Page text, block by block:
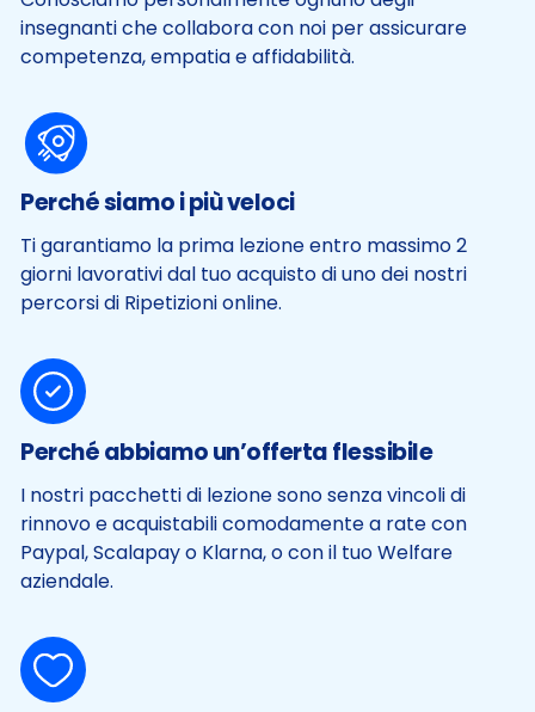
insegnanti che collabora con noi per assicurare
competenza, empatia e affidabilità.
Perché siamo i più veloci
Ti garantiamo la prima lezione entro massimo 2
giorni lavorativi dal tuo acquisto di uno dei nostri
percorsi di Ripetizioni online.
Perché abbiamo un’offerta flessibile
I nostri pacchetti di lezione sono senza vincoli di
rinnovo e acquistabili comodamente a rate con
Paypal, Scalapay o Klarna, o con il tuo Welfare
aziendale.